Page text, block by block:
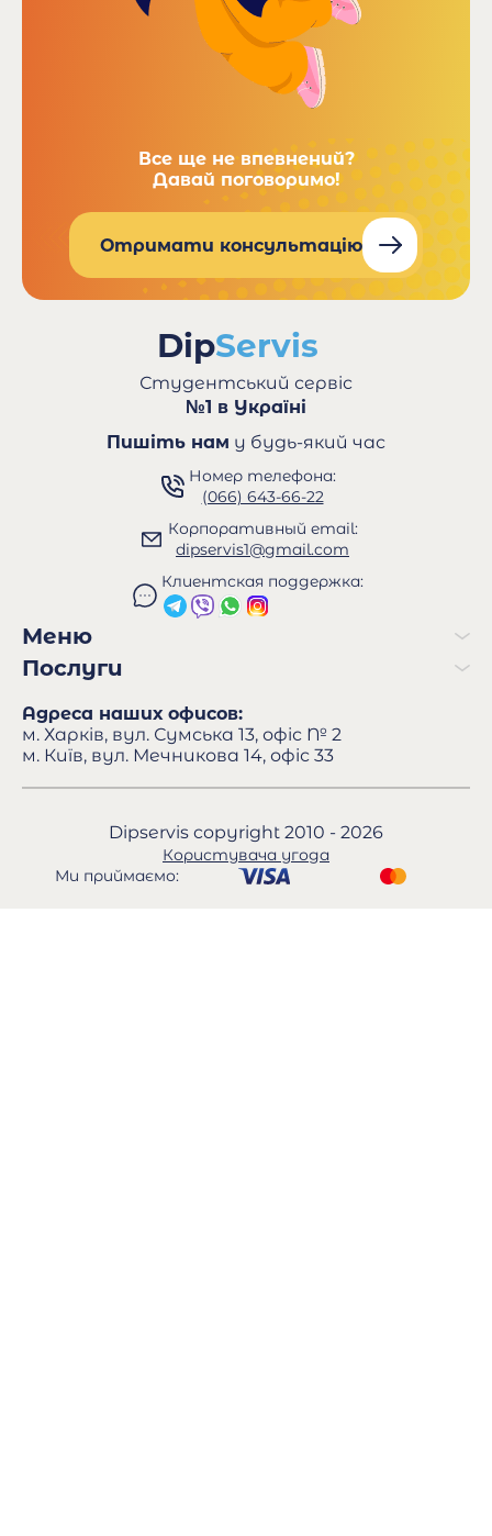
Все ще не впевнений?
Давай поговоримо!
Отримати консультацію
Студентський сервіс
№1 в Україні
Пишіть нам у будь-який час
Номер телефона:
(066) 643-66-22
Корпоративный email:
dipservis1@gmail.com
Клиентская поддержка:
Меню
Послуги
Адреса наших офисов:
м. Харків, вул. Сумська 13, офіс № 2
м. Київ, вул. Мечникова 14, офіс 33
Dipservis copyright 2010 - 2026
Користувача угода
Ми приймаємо: